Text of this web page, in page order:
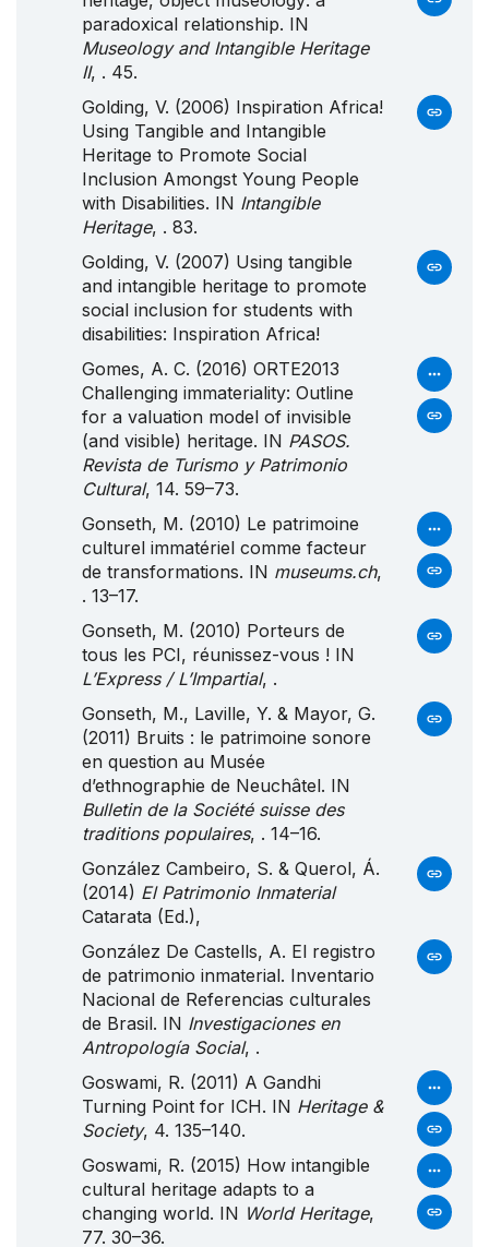
paradoxical relationship. IN
Museology and Intangible Heritage
II, . 45.
Golding, V. (2006) Inspiration Africa!
Using Tangible and Intangible
Heritage to Promote Social
Inclusion Amongst Young People
with Disabilities. IN Intangible
Heritage, . 83.
Golding, V. (2007) Using tangible
and intangible heritage to promote
social inclusion for students with
disabilities: Inspiration Africa!
Gomes, A. C. (2016) ORTE2013
Challenging immateriality: Outline
for a valuation model of invisible
(and visible) heritage. IN PASOS.
Revista de Turismo y Patrimonio
Cultural, 14. 59–73.
Gonseth, M. (2010) Le patrimoine
culturel immatériel comme facteur
de transformations. IN museums.ch,
. 13–17.
Gonseth, M. (2010) Porteurs de
tous les PCI, réunissez-vous ! IN
L’Express / L’Impartial, .
Gonseth, M., Laville, Y. & Mayor, G.
(2011) Bruits : le patrimoine sonore
en question au Musée
d’ethnographie de Neuchâtel. IN
Bulletin de la Société suisse des
traditions populaires, . 14–16.
González Cambeiro, S. & Querol, Á.
(2014) El Patrimonio Inmaterial
Catarata (Ed.),
González De Castells, A. El registro
de patrimonio inmaterial. Inventario
Nacional de Referencias culturales
de Brasil. IN Investigaciones en
Antropología Social, .
Goswami, R. (2011) A Gandhi
Turning Point for ICH. IN Heritage &
Society, 4. 135–140.
Goswami, R. (2015) How intangible
cultural heritage adapts to a
changing world. IN World Heritage,
77. 30–36.